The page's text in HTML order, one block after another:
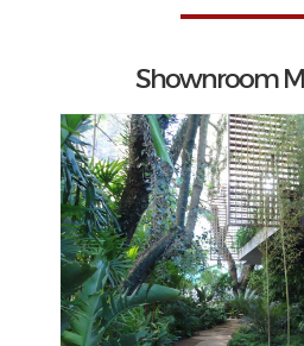
Shownroom